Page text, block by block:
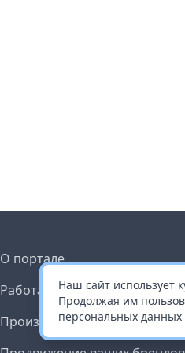
Наш сайт использует
Продолжая им
персональных данных
О портале
Работа с платформой
Производителям и